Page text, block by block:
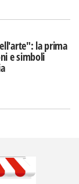
la prima
e simboli